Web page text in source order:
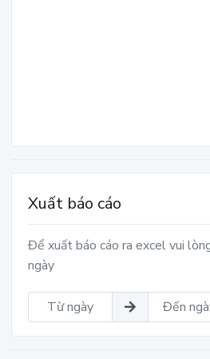
Xuất báo cáo
Để xuất báo cáo ra excel vui
ngày